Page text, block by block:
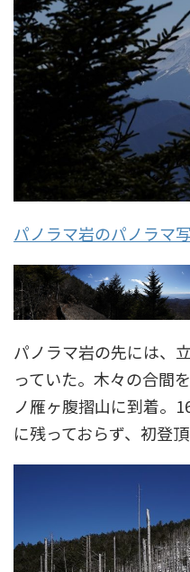
パノラマ岩のパノラマ
パノラマ岩の先には、
っていた。木々の合間
ノ雁ヶ腹摺山に到着。
に残っておらず、初登